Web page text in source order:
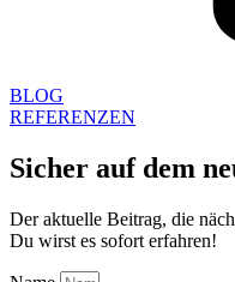
BLOG
REFERENZEN
Sicher auf dem
Der aktuelle Beitrag, die
Du wirst es sofort erfahren!